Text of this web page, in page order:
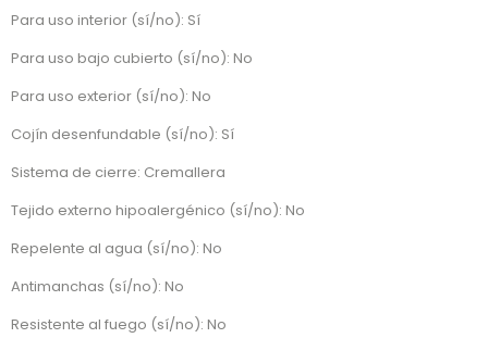
Para uso interior (sí/no): Sí
Para uso bajo cubierto (sí/no): No
Para uso exterior (sí/no): No
Cojín desenfundable (sí/no): Sí
Sistema de cierre: Cremallera
Tejido externo hipoalergénico (sí/no): No
Repelente al agua (sí/no): No
Antimanchas (sí/no): No
Resistente al fuego (sí/no): No